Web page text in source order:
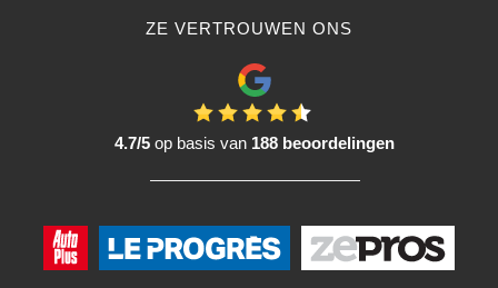
ZE VERTROUWEN ONS
4.7/5 op basis van 188 beoordelingen